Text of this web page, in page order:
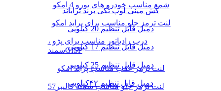
شمع مناسب خودرو های یورو 4 امکو
لنت ترمز جلو مناسب برای پراید امکو
درب رادیاتور مناسب برای پژو ،
سمندGISP
لنت ترمز عقب مناسب پراید امکو
لنت ترمز جلو مناسب سمند کالیبر57
کش مینی لوپ تکی برند تراباند
دمبل قابل تنظیم 20 کیلویی
دمبل قابل تنظیم 17 کیلویی
دمبل قابل تنظیم 25 کیلویی
دمبل قابل تنظیم ۴۲کیلویی